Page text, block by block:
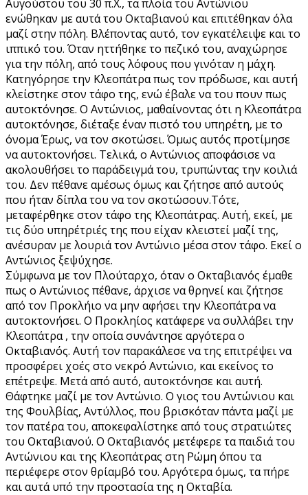
Αυγούστου του 30 π.Χ., τα πλοία του Αντώνιου
ενώθηκαν με αυτά του Οκταβιανού και επιτέθηκαν όλα
μαζί στην πόλη. Βλέποντας αυτό, τον εγκατέλειψε και το
ιππικό του. Όταν ηττήθηκε το πεζικό του, αναχώρησε
για την πόλη, από τους λόφους που γινόταν η μάχη.
Κατηγόρησε την Κλεοπάτρα πως τον πρόδωσε, και αυτή
κλείστηκε στον τάφο της, ενώ έβαλε να του πουν πως
αυτοκτόνησε. Ο Αντώνιος, μαθαίνοντας ότι η Κλεοπάτρα
αυτοκτόνησε, διέταξε έναν πιστό του υπηρέτη, με το
όνομα Έρως, να τον σκοτώσει. Όμως αυτός προτίμησε
να αυτοκτονήσει. Τελικά, ο Αντώνιος αποφάσισε να
ακολουθήσει το παράδειγμά του, τρυπώντας την κοιλιά
του. Δεν πέθανε αμέσως όμως και ζήτησε από αυτούς
που ήταν δίπλα του να τον σκοτώσουν.Τότε,
μεταφέρθηκε στον τάφο της Κλεοπάτρας. Αυτή, εκεί, με
τις δύο υπηρέτριές της που είχαν κλειστεί μαζί της,
ανέσυραν με λουριά τον Αντώνιο μέσα στον τάφο. Εκεί ο
Αντώνιος ξεψύχησε.
Σύμφωνα με τον Πλούταρχο, όταν ο Οκταβιανός έμαθε
πως ο Αντώνιος πέθανε, άρχισε να θρηνεί και ζήτησε
από τον Προκλήιο να μην αφήσει την Κλεοπάτρα να
αυτοκτονήσει. Ο Προκληίος κατάφερε να συλλάβει την
Κλεοπάτρα , την οποία συνάντησε αργότερα ο
Οκταβιανός. Αυτή τον παρακάλεσε να της επιτρέψει να
προσφέρει χοές στο νεκρό Αντώνιο, και εκείνος το
επέτρεψε. Μετά από αυτό, αυτοκτόνησε και αυτή.
Θάφτηκε μαζί με τον Αντώνιο. Ο γιος του Αντώνιου και
της Φουλβίας, Αντύλλος, που βρισκόταν πάντα μαζί με
τον πατέρα του, αποκεφαλίστηκε από τους στρατιώτες
του Οκταβιανού. Ο Οκταβιανός μετέφερε τα παιδιά του
Αντώνιου και της Κλεοπάτρας στη Ρώμη όπου τα
περιέφερε στον θρίαμβό του. Αργότερα όμως, τα πήρε
και αυτά υπό την προστασία της η Οκταβία.